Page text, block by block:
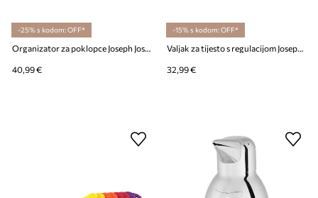
-25% s kodom: OFF*
Organizator za poklopce Joseph Joseph DrawerStore
40,99 €
-15% s kodom: OFF*
Valjak za tijesto s regulacijom Joseph Joseph New
32,99 €